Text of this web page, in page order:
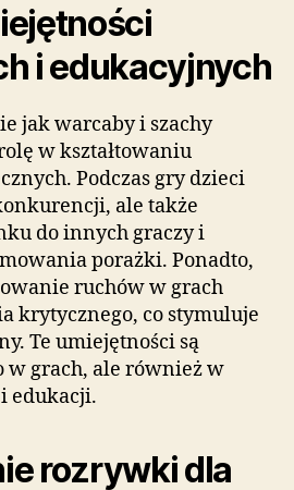
i edukacyjnych
jak warcaby i szachy
w kształtowaniu
Podczas gry dzieci
ale także
do innych graczy i
porażki. Ponadto,
ruchów w grach
krytycznego, co stymuluje
Te umiejętności są
w grach, ale również w
edukacji.
rozrywki dla